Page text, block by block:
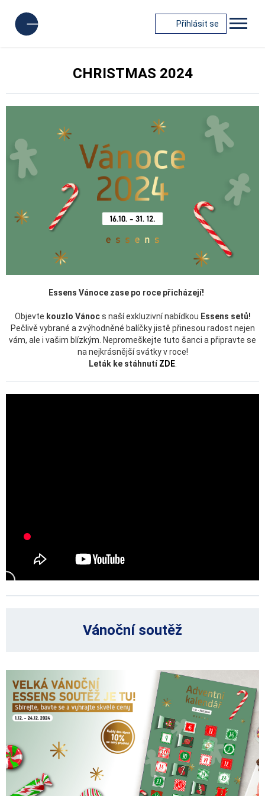
Přihlásit se
CHRISTMAS 2024
Essens Vánoce zase po roce přicházejí!
Objevte kouzlo Vánocs naší exkluzivní nabídkou Essens setů!
Pečlivě vybrané a zvýhodněné balíčky jistě přinesou radost nejen
vám, ale i vašim blízkým. Nepromeškejte tuto šanci a připravte se
na nejkrásnější svátky v roce!
Leták ke stáhnutíZDE.
Vánoční soutěž